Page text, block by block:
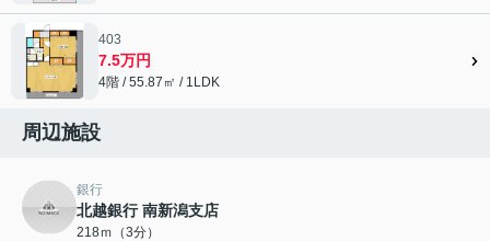
403
7.5万円
4階 / 55.87㎡ / 1LDK
周辺施設
銀行
北越銀行 南新潟支店
218ｍ（3分）